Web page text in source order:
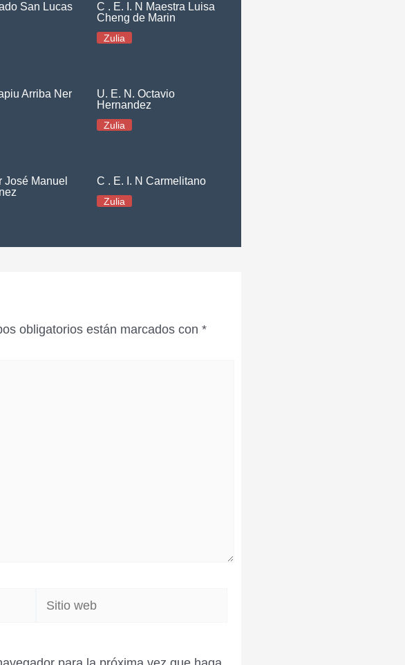
San Lucas
C . E. I. N Maestra Luisa
Cheng de Marin
Zulia
Arriba Ner
U. E. N. Octavio
Hernandez
Zulia
José Manuel
C . E. I. N Carmelitano
Zulia
obligatorios están marcados con *
Sitio